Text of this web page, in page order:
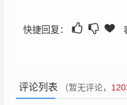
快捷回复：
评论列表 （暂无评论，